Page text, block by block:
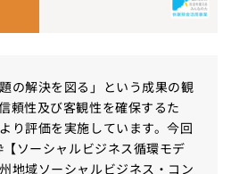
の解決を図る」という成果の観
頼性及び客観性を確保するた
り評価を実施しています。今回
ソーシャルビジネス循環モデ
地域ソーシャルビジネス・コン